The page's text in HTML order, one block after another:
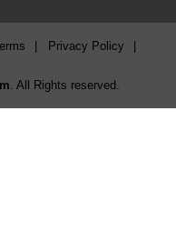
Privacy Policy
. All Rights reserved.